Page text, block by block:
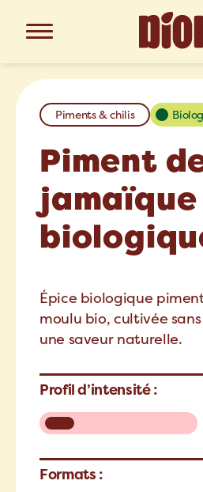
Piments & chilis
Piment
jamaïque
Épice biologique
moulu bio, cultivée
une saveur naturelle.
Profil d’intensité :
Formats :